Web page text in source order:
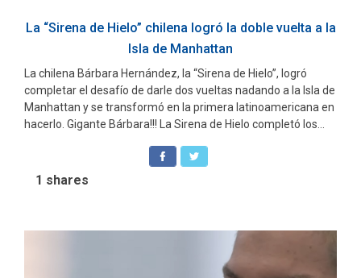
La “Sirena de Hielo” chilena logró la doble vuelta a la
Isla de Manhattan
La chilena Bárbara Hernández, la “Sirena de Hielo”, logró
completar el desafío de darle dos vueltas nadando a la Isla de
Manhattan y se transformó en la primera latinoamericana en
hacerlo. Gigante Bárbara!!! La Sirena de Hielo completó los...
1 shares